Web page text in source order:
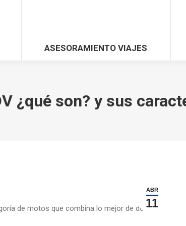
ASESORAMIENTO VIAJES
¿qué son? y sus
ABR
11
de motos que combina lo mejor de dos